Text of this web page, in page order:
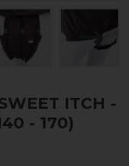
ITCH -
- 170)